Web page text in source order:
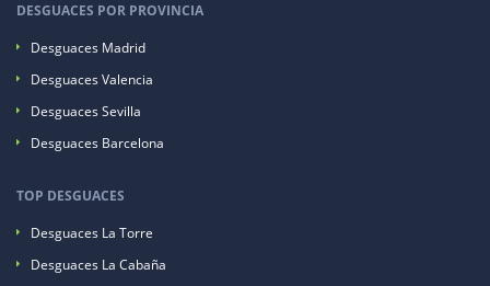
DESGUACES POR PROVINCIA
Desguaces Madrid
Desguaces Valencia
Desguaces Sevilla
Desguaces Barcelona
TOP DESGUACES
Desguaces La Torre
Desguaces La Cabaña